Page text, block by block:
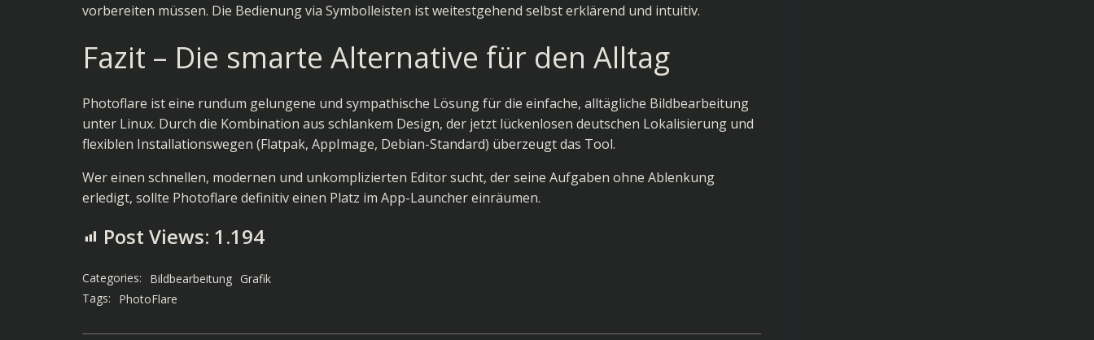
vorbereiten müssen. Die Bedienung via Symbolleisten ist weitestgehend selbst erklärend und intuitiv.
Fazit – Die smarte Alternative für den Alltag
Photoflare ist eine rundum gelungene und sympathische Lösung für die einfache, alltägliche Bildbearbeitung
unter Linux. Durch die Kombination aus schlankem Design, der jetzt lückenlosen deutschen Lokalisierung und
flexiblen Installationswegen (Flatpak, AppImage, Debian-Standard) überzeugt das Tool.
Wer einen schnellen, modernen und unkomplizierten Editor sucht, der seine Aufgaben ohne Ablenkung
erledigt, sollte Photoflare definitiv einen Platz im App-Launcher einräumen.
Post Views: 1.194
Categories: Bildbearbeitung Grafik
Tags:
PhotoFlare